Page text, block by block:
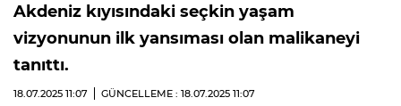
Akdeniz kıyısındaki seçkin yaşam
vizyonunun ilk yansıması olan malikaneyi
tanıttı.
18.07.2025 11:07 GÜNCELLEME : 18.07.2025 11:07